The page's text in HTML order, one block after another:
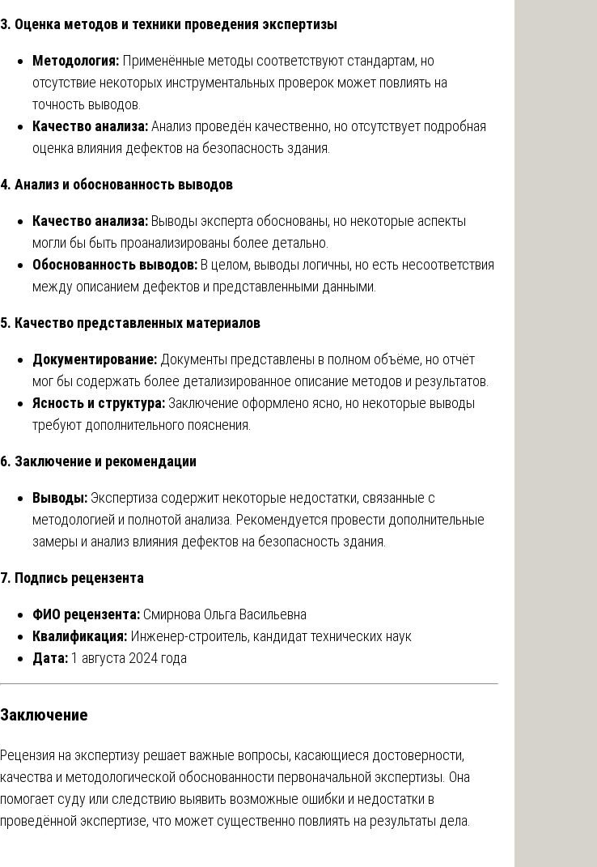
3. Оценка методов и техники проведения экспертизы
Методология: Применённые методы соответствуют стандартам, но
отсутствие некоторых инструментальных проверок может повлиять на
точность выводов.
Качество анализа:Анализ проведён качественно, но отсутствует подробная
оценка влияния дефектов на безопасность здания.
4. Анализ и обоснованность выводов
Качество анализа: Выводы эксперта обоснованы, но некоторые аспекты
могли бы быть проанализированы более детально.
Обоснованность выводов: В целом, выводы логичны, но есть несоответствия
между описанием дефектов и представленными данными.
5. Качество представленных материалов
Документирование: Документы представлены в полном объёме, но отчёт
мог бы содержать более детализированное описание методов и результатов.
Ясность и структура: Заключение оформлено ясно, но некоторые выводы
требуют дополнительного пояснения.
6. Заключение и рекомендации
Выводы: Экспертиза содержит некоторые недостатки, связанные с
методологией и полнотой анализа. Рекомендуется провести дополнительные
замеры и анализ влияния дефектов на безопасность здания.
7. Подпись рецензента
ФИО рецензента: Смирнова Ольга Васильевна
Квалификация: Инженер-строитель, кандидат технических наук
Дата: 1 августа 2024 года
Заключение
Рецензия на экспертизу решает важные вопросы, касающиеся достоверности,
качества и методологической обоснованности первоначальной экспертизы. Она
помогает суду или следствию выявить возможные ошибки и недостатки в
проведённой экспертизе, что может существенно повлиять на результаты дела.